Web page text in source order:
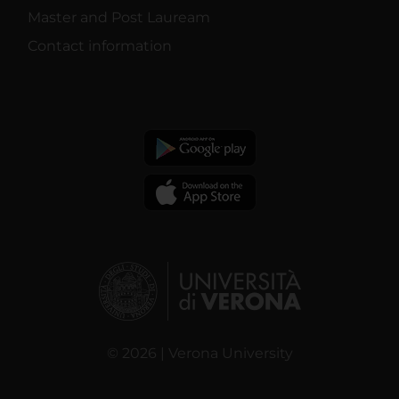
Master and Post Lauream
Contact information
© 2026 | Verona University